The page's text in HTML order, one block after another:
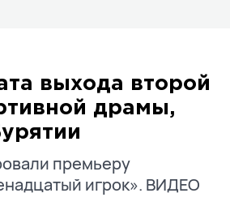
выхода второй
драмы,
премьеру
игрок». ВИДЕО